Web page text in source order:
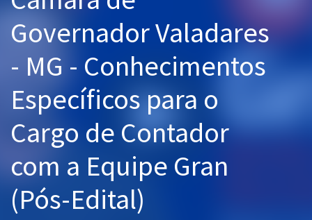
Graduação
OAB
Mentorias
Questões grátis
Conteúdo gratuito
Blog
Governador Valadares
- MG - Conhecimentos
Específicos para o
Cargo de Contador
com a Equipe Gran
(Pós-Edital)